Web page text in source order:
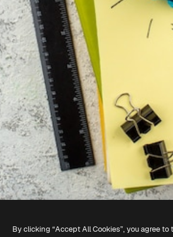
By clicking “Accept All Cookies”, you agree